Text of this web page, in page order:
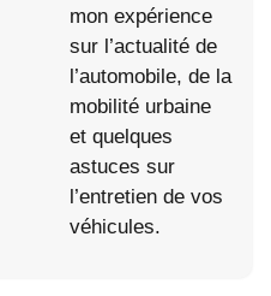
mon expérience
sur l’actualité de
l’automobile, de la
mobilité urbaine
et quelques
astuces sur
l’entretien de vos
véhicules.